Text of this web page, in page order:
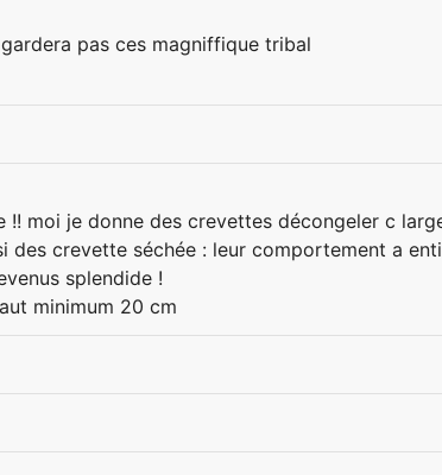
pas ces magniffique tribal
moi je donne des crevettes décongeler c
crevette séchée : leur comportement a
splendide !
minimum 20 cm